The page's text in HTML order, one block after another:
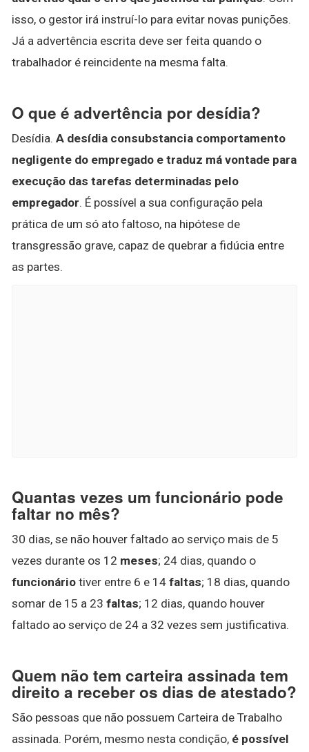
isso, o gestor irá instruí-lo para evitar novas punições.
Já a advertência escrita deve ser feita quando o
trabalhador é reincidente na mesma falta.
O que é advertência por desídia?
Desídia. A desídia consubstancia comportamento
negligente do empregado e traduz má vontade para
execução das tarefas determinadas pelo
empregador. É possível a sua configuração pela
prática de um só ato faltoso, na hipótese de
transgressão grave, capaz de quebrar a fidúcia entre
as partes.
Quantas vezes um funcionário pode
faltar no mês?
30 dias, se não houver faltado ao serviço mais de 5
vezes durante os 12 meses; 24 dias, quando o
funcionário tiver entre 6 e 14 faltas; 18 dias, quando
somar de 15 a 23 faltas; 12 dias, quando houver
faltado ao serviço de 24 a 32 vezes sem justificativa.
Quem não tem carteira assinada tem
direito a receber os dias de atestado?
São pessoas que não possuem Carteira de Trabalho
assinada. Porém, mesmo nesta condição, é possível